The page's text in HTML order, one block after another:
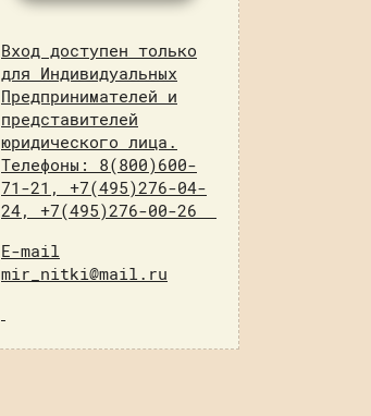
Вход доступен только
для Индивидуальных
Предпринимателей и
представителей
юридического лица.
Телефоны: 8(800)600-
71-21, +7(495)276-04-
24, +7(495)276-00-26
E-mail
mir_nitki@mail.ru